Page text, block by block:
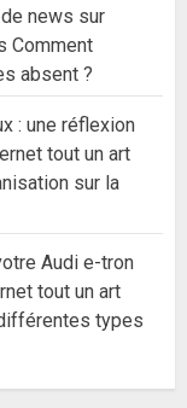
news sur
Comment
absent ?
: une réflexion
tout un art
sur la
Audi e-tron
tout un art
types